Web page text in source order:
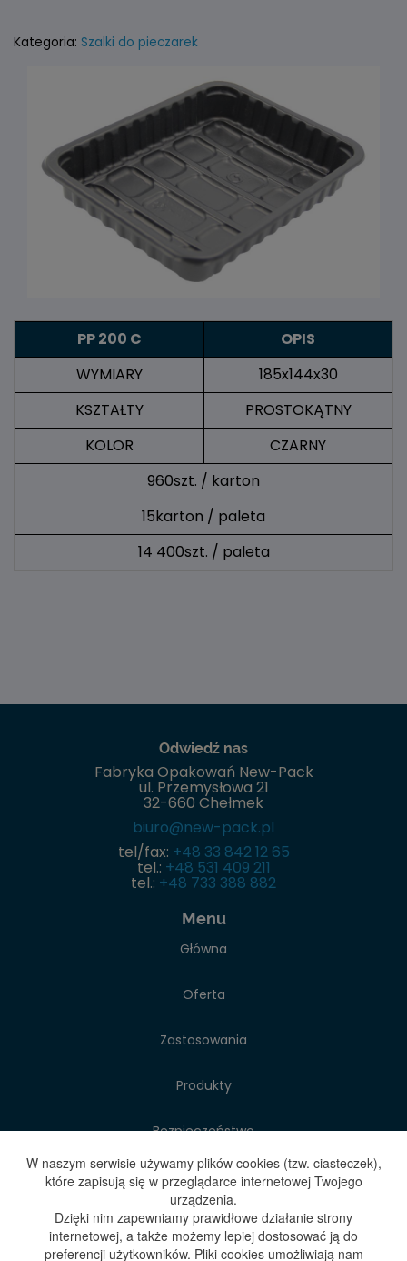
Kategoria: Szalki do pieczarek
PP 200 C OPIS
WYMIARY 185x144x30
KSZTAŁTY PROSTOKĄTNY
KOLOR CZARNY
960szt. / karton
15karton / paleta
14 400szt. / paleta
Odwiedź nas
Fabryka Opakowań New-Pack
ul. Przemysłowa 21
32-660 Chełmek
biuro@new-pack.pl
tel/fax: +48 33 842 12 65
tel.: +48 531 409 211
tel.: +48 733 388 882
Menu
Główna
Oferta
Zastosowania
Produkty
Bezpieczeństwo
O firmie
Blog
W naszym serwisie używamy plików cookies (tzw. ciasteczek),
które zapisują się w przeglądarce internetowej Twojego
urządzenia.
Dzięki nim zapewniamy prawidłowe działanie strony
internetowej, a także możemy lepiej dostosować ją do
preferencji użytkowników. Pliki cookies umożliwiają nam